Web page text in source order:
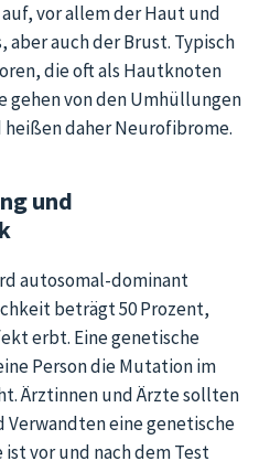
vor allem der Haut und
aber auch der Brust. Typisch
die oft als Hautknoten
gehen von den Umhüllungen
heißen daher Neurofibrome.
und
autosomal-dominant
beträgt 50 Prozent,
erbt. Eine genetische
Person die Mutation im
Ärztinnen und Ärzte sollten
eine genetische
ist vor und nach dem Test